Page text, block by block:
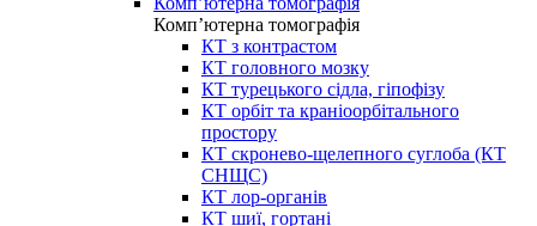
Комп’ютерна томографія
КТ з контрастом
КТ головного мозку
КТ турецького сідла, гіпофізу
КТ орбіт та краніоорбітального
простору
КТ скронево-щелепного суглоба (КТ
СНЩС)
КТ лор-органів
КТ шиї, гортані